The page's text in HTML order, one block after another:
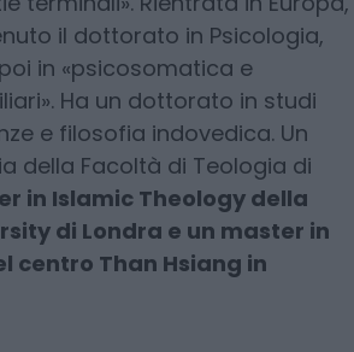
il dottorato in Psicologia,
in «psicosomatica e
Ha un dottorato in studi
e filosofia indovedica. Un
della Facoltà di Teologia di
in Islamic Theology della
di Londra e un master in
centro Than Hsiang in